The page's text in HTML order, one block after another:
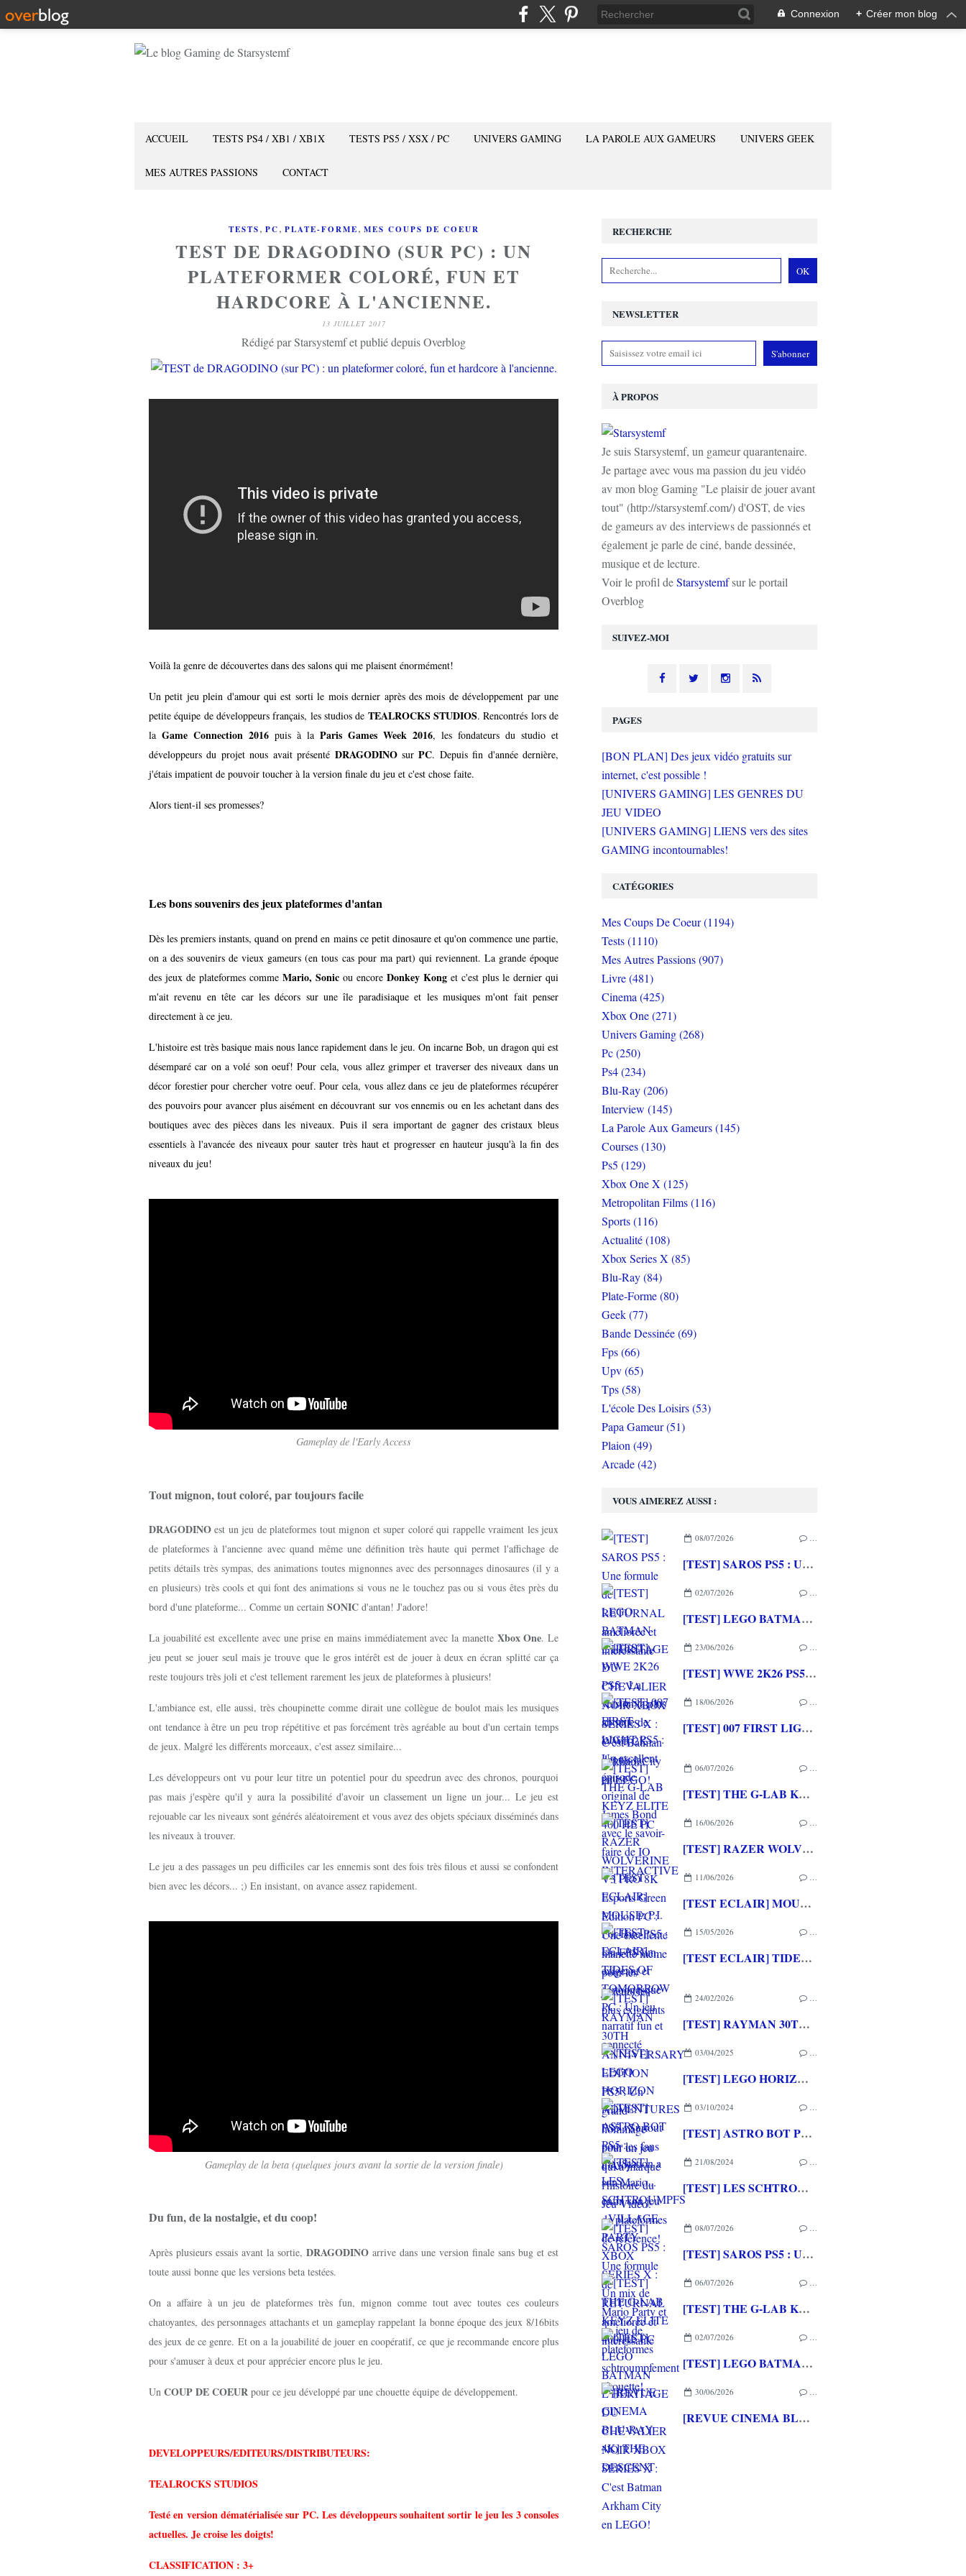
Connexion + Créer mon blog
ACCUEIL TESTS PS4 / XB1 / XB1X TESTS PS5 / XSX / PC UNIVERS GAMING LA PAROLE AUX GAMEURS UNIVERS GEEK
MES AUTRES PASSIONS CONTACT
TESTS, PC, PLATE-FORME, MES COUPS DE COEUR
TEST DE DRAGODINO (SUR PC) : UN
PLATEFORMER COLORÉ, FUN ET
HARDCORE À L'ANCIENNE.
13 JUILLET 2017
Rédigé par Starsystemf et publié depuis Overblog
Voilà la genre de découvertes dans des salons qui me plaisent énormément!
Un petit jeu plein d'amour qui est sorti le mois dernier après des mois de développement par une
petite équipe de développeurs français, les studios de TEALROCKS STUDIOS. Rencontrés lors de
la Game Connection 2016 puis à la Paris Games Week 2016, les fondateurs du studio et
développeurs du projet nous avait présenté DRAGODINOsurPC. Depuis fin d'année dernière,
j'étais impatient de pouvoir toucher à la version finale du jeu et c'est chose faite.
Alors tient-il ses promesses?
Les bons souvenirs des jeux plateformes d'antan
Dès les premiers instants, quand on prend en mains ce petit dinosaure et qu'on commence une partie,
on a des souvenirs de vieux gameurs (en tous cas pour ma part) qui reviennent. La grande époque
des jeux de plateformes comme Mario, Sonic ou encore Donkey Kong et c'est plus le dernier qui
m'ait revenu en tête car les décors sur une île paradisiaque et les musiques m'ont fait penser
directement à ce jeu.
L'histoire est très basique mais nous lance rapidement dans le jeu. On incarne Bob, un dragon qui est
désemparé car on a volé son oeuf! Pour cela, vous allez grimper et traverser des niveaux dans un
décor forestier pour chercher votre oeuf. Pour cela, vous allez dans ce jeu de plateformes récupérer
des pouvoirs pour avancer plus aisément en découvrant sur vos ennemis ou en les achetant dans des
boutiques avec des pièces dans les niveaux. Puis il sera important de gagner des cristaux bleus
essentiels à l'avancée des niveaux pour sauter très haut et progresser en hauteur jusqu'à la fin des
niveaux du jeu!
Gameplay de l'Early Access
Tout mignon, tout coloré, par toujours facile
DRAGODINOest un jeu de plateformes tout mignon et super coloré qui rappelle vraiment les jeux
de plateformes à l'ancienne avec quand même une définition très haute qui permet l'affichage de
petits détails très sympas, des animations toutes mignonnes avec des personnages dinosaures (il y a
en plusieurs) très cools et qui font des animations si vous ne le touchez pas ou si vous êtes près du
bord d'une plateforme... Comme un certain SONIC d'antan! J'adore!
La jouabilité est excellente avec une prise en mains immédiatement avec la manette Xbox One. Le
jeu peut se jouer seul mais je trouve que le gros intérêt est de jouer à deux en écran splitté car ça
reste toujours très joli et c'est tellement rarement les jeux de plateformes à plusieurs!
L'ambiance est, elle aussi, très choupinette comme dirait une collègue de boulot mais les musiques
ont tendance à être un peu trop répétitive et pas forcément très agréable au bout d'un certain temps
de jeux. Malgré les différents morceaux, c'est assez similaire...
Les développeurs ont vu pour leur titre un potentiel pour du speedrun avec des chronos, pourquoi
pas mais j'espère qu'il y aura la possibilité d'avoir un classement un ligne un jour... Le jeu est
rejouable car les niveaux sont générés aléatoirement et vous avez des objets spéciaux disséminés dans
les niveaux à trouver.
Le jeu a des passages un peu difficiles car les ennemis sont des fois très filous et aussi se confondent
bien avec les décors... ;) En insistant, on avance assez rapidement.
Gameplay de la beta (quelques jours avant la sortie de la version finale)
Du fun, de la nostalgie, et du coop!
Après plusieurs essais avant la sortie, DRAGODINO arrive dans une version finale sans bug et est
toute aussi bonne que les versions beta testées.
On a affaire à un jeu de plateformes très fun, mignon comme tout avec toutes ces couleurs
chatoyantes, des personnages attachants et un gameplay rappelant la bonne époque des jeux 8/16bits
des jeux de ce genre. Et on a la jouabilité de jouer en coopératif, ce que je recommande encore plus
pour s'amuser à deux et pour apprécier encore plus le jeu.
Un COUP DE COEUR pour ce jeu développé par une chouette équipe de développement.
DEVELOPPEURS/EDITEURS/DISTRIBUTEURS:
TEALROCKS STUDIOS
Testé en version dématérialisée sur PC. Les développeurs souhaitent sortir le jeu les 3 consoles
actuelles. Je croise les doigts!
CLASSIFICATION : 3+
NEWSLETTER
SUIVEZ-MOI
RECHERCHE
À PROPOS
Je suis Starsystemf, un gameur quarantenaire.
Je partage avec vous ma passion du jeu vidéo
av mon blog Gaming "Le plaisir de jouer avant
tout" (http://starsystemf.com/) d'OST, de vies
de gameurs av des interviews de passionnés et
également je parle de ciné, bande dessinée,
musique et de lecture.
Voir le profil deStarsystemfsur le portail
Overblog
VOUS AIMEREZ AUSSI :
08/07/2026 …
[TEST] SAROS PS5 : Une formule de RETURNAL améliorée et interessante
02/07/2026 …
[TEST] LEGO BATMAN L'HERITAGE DU CHEVALIER NOIR XBOX SERIES X : C'est Batman Arkham City en LEGO!
23/06/2026 …
[TEST] WWE 2K26 PS5 : La version la plus aboutie de WWE 2K depuis la pause
18/06/2026 …
[TEST] 007 FIRST LIGHT PS5 : Un excellent épisode original de James Bond avec le savoir-faire de IO INTERACTIVE
06/07/2026 …
[TEST] THE G-LAB KEYZ ELITE 400 HE PC
16/06/2026 …
[TEST] RAZER WOLVERINE V3 PRO 8K Esports Green Edition PC : Une excellente manette même pour les joueurs les plus exigeants
11/06/2026 …
[TEST ECLAIR] MOUSE: P.I. For Hire PS5 : Un FPS fun, exigeant et cartoonesque
15/05/2026 …
[TEST ECLAIR] TIDES OF TOMORROW PC : Un jeu narratif fun et connecté
24/02/2026 …
[TEST] RAYMAN 30TH ANNIVERSARY EDITION PS5 : Un grand hommage pour un jeu qui a marqué l'histoire du Jeu Vidéo!
03/04/2025 …
[TEST] LEGO HORIZON ADVENTURES PS5 : Surtout pour les fans d'Aloy
03/10/2024 …
[TEST] ASTRO BOT PS5 : PlayStation a son Mario... enfin son jeu de plateformes de référence!
21/08/2024 …
[TEST] LES SCHTROUMPFS - VILLAGE PARTY XBOX SERIES X : Un mix de Mario Party et de jeu de plateformes schtroumpfement chouette!
08/07/2026 …
[TEST] SAROS PS5 : Une formule de RETURNAL améliorée et interessante
06/07/2026 …
[TEST] THE G-LAB KEYZ ELITE 400 HE PC
02/07/2026 …
[TEST] LEGO BATMAN L'HERITAGE DU CHEVALIER NOIR XBOX SERIES X : C'est Batman Arkham City en LEGO!
30/06/2026 …
[REVUE CINEMA BLU-RAY 4K] THE DESCENT
PAGES
[BON PLAN] Des jeux vidéo gratuits sur
internet, c'est possible !
[UNIVERS GAMING] LES GENRES DU
JEU VIDEO
[UNIVERS GAMING] LIENS vers des sites
GAMING incontournables!
CATÉGORIES
Mes Coups De Coeur (1194)
Tests (1110)
Mes Autres Passions (907)
Livre (481)
Cinema (425)
Xbox One (271)
Univers Gaming (268)
Pc (250)
Ps4 (234)
Blu-Ray (206)
Interview (145)
La Parole Aux Gameurs (145)
Courses (130)
Ps5 (129)
Xbox One X (125)
Metropolitan Films (116)
Sports (116)
Actualité (108)
Xbox Series X (85)
Blu-Ray (84)
Plate-Forme (80)
Geek (77)
Bande Dessinée (69)
Fps (66)
Upv (65)
Tps (58)
L'école Des Loisirs (53)
Papa Gameur (51)
Plaion (49)
Arcade (42)